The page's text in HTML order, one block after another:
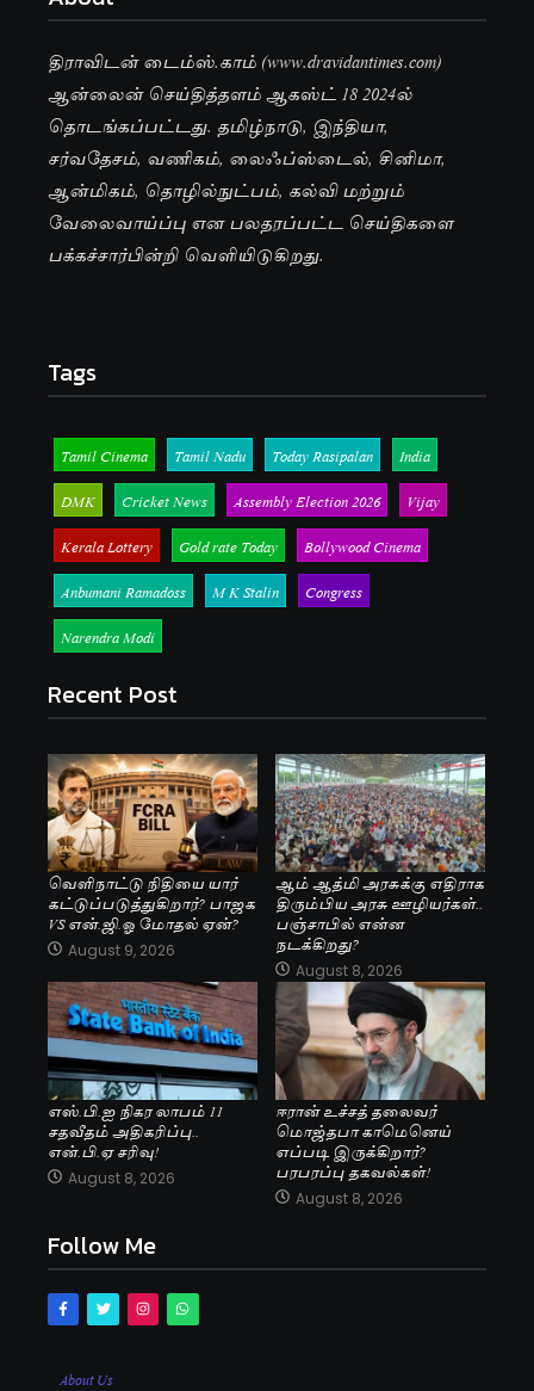
திராவிடன் டைம்ஸ்.காம் (www.dravidantimes.com)
ஆன்லைன் செய்தித்தளம் ஆகஸ்ட் 18 2024ல்
தொடங்கப்பட்டது. தமிழ்நாடு, இந்தியா,
சர்வதேசம், வணிகம், லைஃப்ஸ்டைல், சினிமா,
ஆன்மிகம், தொழில்நுட்பம், கல்வி மற்றும்
வேலைவாய்ப்பு என பலதரப்பட்ட செய்திகளை
பக்கச்சார்பின்றி வெளியிடுகிறது.
Tags
Tamil Cinema Tamil Nadu Today Rasipalan
India
DMK
Cricket News Assembly Election 2026
Vijay
Kerala Lottery
Gold rate Today
Bollywood Cinema
Anbumani Ramadoss
M K Stalin
Congress
Narendra Modi
Recent Post
வெளிநாட்டு நிதியை யார்
கட்டுப்படுத்துகிறார்? பாஜக
VS என்.ஜி.ஓ மோதல் ஏன்?
August 9, 2026
ஆம் ஆத்மி அரசுக்கு எதிராக
திரும்பிய அரசு ஊழியர்கள்..
பஞ்சாபில் என்ன
நடக்கிறது?
August 8, 2026
எஸ்.பி.ஐ நிகர லாபம் 11
சதவீதம் அதிகரிப்பு..
என்.பி.ஏ சரிவு!
August 8, 2026
ஈரான் உச்சத் தலைவர்
மொஜ்தபா காமெனெய்
எப்படி இருக்கிறார்?
பரபரப்பு தகவல்கள்!
August 8, 2026
Follow Me
About Us